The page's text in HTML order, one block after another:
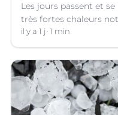
Les jours passent et
très fortes chaleurs
Jusqu’à quand ?
il y a 1 j 1 min